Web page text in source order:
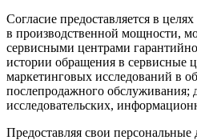
Согласие предоставляется в
в производственной мощности,
сервисными центрами
истории обращения в сервисные
маркетинговых исследований в
послепродажного обслуживания;
исследовательских,
Предоставляя свои персональные